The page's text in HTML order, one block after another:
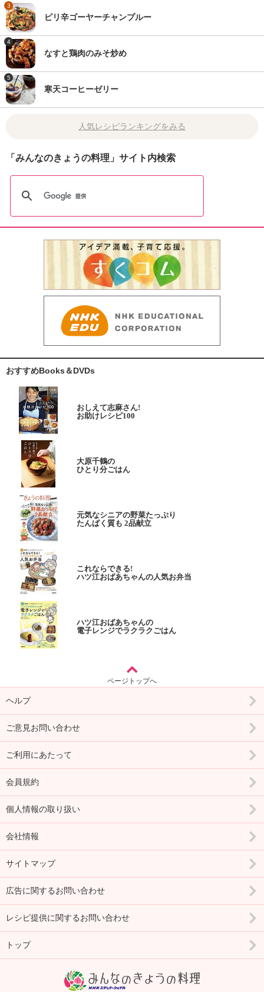
3
ピリ辛ゴーヤーチャンプルー
4
なすと鶏肉のみそ炒め
5
寒天コーヒーゼリー
人気レシピランキングをみる
「みんなのきょうの料理」サイト内検索
おすすめBooks＆DVDs
おしえて志麻さん!
お助けレシピ100
大原千鶴の
ひとり分ごはん
元気なシニアの野菜たっぷり
たんぱく質も 2品献立
これならできる!
ハツ江おばあちゃんの人気お弁当
ハツ江おばあちゃんの
電子レンジでラクラクごはん
ページトップへ
ヘルプ
ご意見お問い合わせ
ご利用にあたって
会員規約
個人情報の取り扱い
会社情報
サイトマップ
広告に関するお問い合わせ
レシピ提供に関するお問い合わせ
トップ